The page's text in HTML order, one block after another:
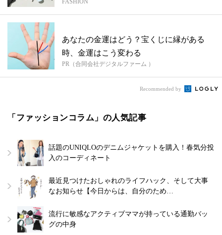
FASHION
あなたの金運はどう？宝くじに縁がある
時、金運はこう変わる
PR（合同会社デジタルファーム ）
Recommended by
「ファッションコラム」の人気記事
話題のUNIQLOのデニムジャケットを購入！春気分投
入のコーディネート
最近見つけたおしゃれのライフハック、そして大事
なお知らせ【今日からは、自分のため…
流行に敏感なアクティブママが持っている通勤バッ
グの中身